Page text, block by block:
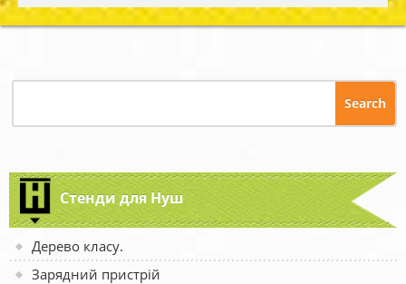
Стенди для Нуш
Дерево класу.
Зарядний пристрій